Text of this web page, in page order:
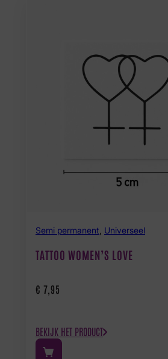
Semi permanent Universeel
TATTOO WOMEN’S LOVE
€ 7,95
BEKIJK HET PRODUCT